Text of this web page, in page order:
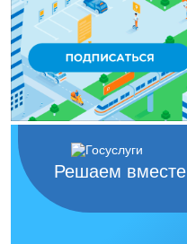
Решаем вместе